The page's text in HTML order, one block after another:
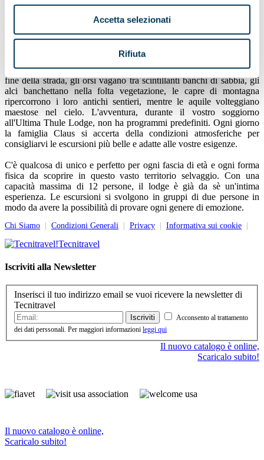
Accetta selezionati
Rifiuta
Il paradiso giace nella profondità della natura selvaggia dell'Alaska.
Immerso nella natura, a 100 miglia da strade asfaltate, scoprirete un
lodge immerso nel lusso e incentrato sull'avventura. Wrangell-St.
Elias National Park è parte della più grande massa di terra protetta
sulla terra. Qui, nel cuore della natura selvaggia, a cento miglia dalla
fine della strada, gli orsi vagano tra scintillanti banchi di sabbia, gli
alci banchettano nella folta vegetazione, le capre di montagna
ripercorrono i loro antichi sentieri, mentre le aquile volteggiano
maestose nel cielo. L'avventura, durante il vostro soggiorno
all'Ultima Thule Lodge, non ha programmi predefiniti. Ogni giorno
la famiglia Claus si accerta della condizioni atmosferiche per
consigliarvi le escursioni più belle e adatte alle vostre esigenze.
C'è qualcosa di unico e perfetto per ogni fascia di età e ogni forma
fisica da scoprire in questo vasto territorio selvaggio. Con una
capacità massima di 12 persone, il lodge è già da sè un'intima
esperienza. Le escursioni si svolgono in gruppi di due persone in
modo da avere la possibilità di provare ogni genere di emozione.
Chi Siamo Condizioni Generali Privacy Informativa sui cookie
Tecnitravel
Iscriviti alla Newsletter
Inserisci il tuo indirizzo email se vuoi ricevere la newsletter di
Tecnitravel
Iscriviti
Acconsento al trattamento
dei dati perssonali. Per maggiori informazioni leggi qui
Il nuovo catalogo è online,
Scaricalo subito!
Il nuovo catalogo è online,
Scaricalo subito!